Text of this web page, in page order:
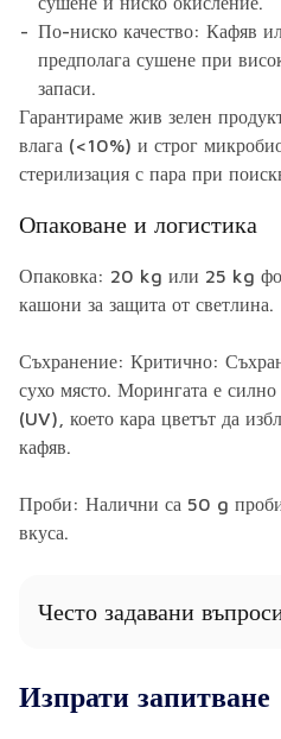
По-ниско качество: Кафяв
предполага сушене при
запаси.
Гарантираме жив зелен
влага (<10%) и строг
стерилизация с пара при
Опаковане и логистика
Опаковка: 20 kg или 25 kg
кашони за защита от светлина.
Съхранение: Критично:
сухо място. Морингата е
(UV), което кара цветът да
кафяв.
Проби: Налични са 50 g проби
вкуса.
Често задавани
Цветът е пряк показател за
Изпрати запитване